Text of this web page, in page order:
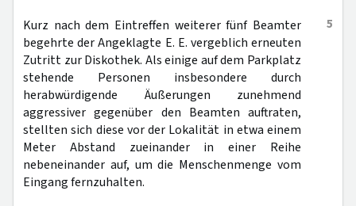
5
Kurz nach dem Eintreffen weiterer fünf Beamter
begehrte der Angeklagte E. E. vergeblich erneuten
Zutritt zur Diskothek. Als einige auf dem Parkplatz
stehende Personen insbesondere durch
herabwürdigende Äußerungen zunehmend
aggressiver gegenüber den Beamten auftraten,
stellten sich diese vor der Lokalität in etwa einem
Meter Abstand zueinander in einer Reihe
nebeneinander auf, um die Menschenmenge vom
Eingang fernzuhalten.